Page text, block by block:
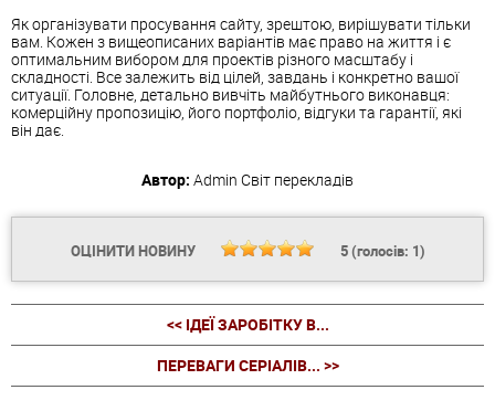
Як організувати просування сайту, зрештою, вирішувати тільки
вам. Кожен з вищеописаних варіантів має право на життя і є
оптимальним вибором для проектів різного масштабу і
складності. Все залежить від цілей, завдань і конкретно вашої
ситуації. Головне, детально вивчіть майбутнього виконавця:
комерційну пропозицію, його портфоліо, відгуки та гарантії, які
він дає.
Автор: Admin Світ перекладів
ОЦІНИТИ НОВИНУ 5(голосів: 1)
<< ІДЕЇ ЗАРОБІТКУ В...
ПЕРЕВАГИ СЕРІАЛІВ... >>